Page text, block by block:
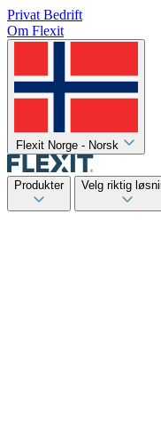
Privat Bedrift
Om Flexit
Flexit Norge - Norsk
Produkter Velg riktig